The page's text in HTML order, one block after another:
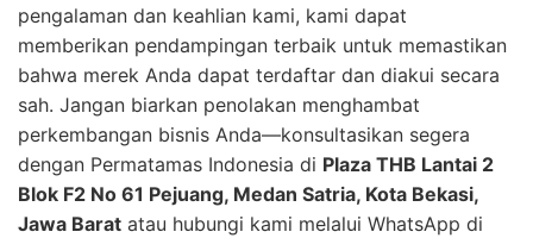
pengalaman dan keahlian kami, kami dapat
memberikan pendampingan terbaik untuk memastikan
bahwa merek Anda dapat terdaftar dan diakui secara
sah. Jangan biarkan penolakan menghambat
perkembangan bisnis Anda—konsultasikan segera
dengan Permatamas Indonesia di Plaza THB Lantai 2
Blok F2 No 61 Pejuang, Medan Satria, Kota Bekasi,
Jawa Barat atau hubungi kami melalui WhatsApp di